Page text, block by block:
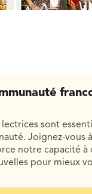
lectrices sont
Joignez-vous
notre capacité
pour mieux